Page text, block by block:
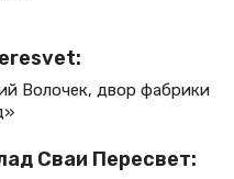
Волочек, двор фабрики
Сваи Пересвет: